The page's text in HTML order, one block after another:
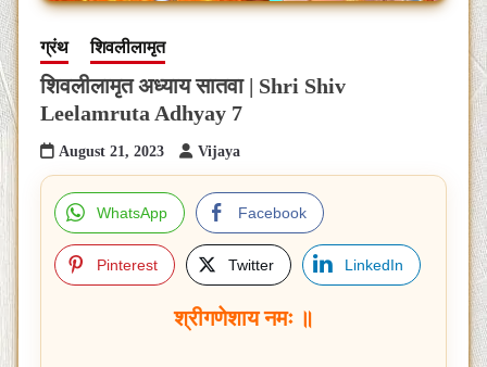
ग्रंथ शिवलीलामृत
शिवलीलामृत अध्याय सातवा | Shri Shiv
Leelamruta Adhyay 7
August 21, 2023 Vijaya
WhatsApp Facebook
Pinterest Twitter LinkedIn
श्रीगणेशाय नमः ॥